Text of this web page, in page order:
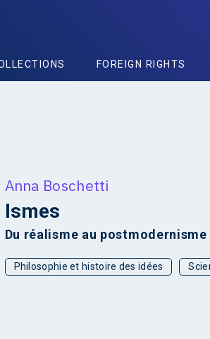
FOREIGN RIGHTS
Anna Boschetti
Ismes
Du réalisme au postmodernisme
Philosophie et histoire des idées